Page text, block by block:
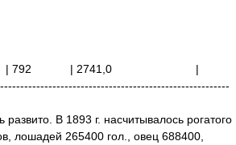
| 792 | 2741,0 |
развито. В 1893 г. насчитывалось рогатого
лошадей 265400 гол., овец 688400,